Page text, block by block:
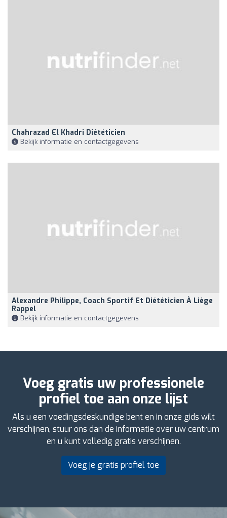
Chahrazad El Khadri Diététicien
Bekijk informatie en contactgegevens
Alexandre Philippe, Coach Sportif Et Diététicien À Liège
Rappel
Bekijk informatie en contactgegevens
Voeg gratis uw professionele
profiel toe aan onze lijst
Als u een voedingsdeskundige bent en in onze gids wilt
verschijnen, stuur ons dan de informatie over uw centrum
en u kunt volledig gratis verschijnen.
Voeg je gratis profiel toe